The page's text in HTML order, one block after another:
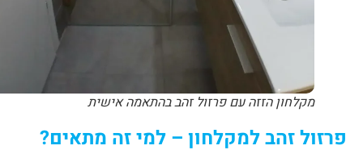
מקלחון הזזה עם פרזול זהב בהתאמה אישית
פרזול זהב למקלחון – למי זה מתאים?